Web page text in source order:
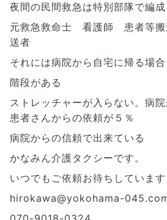
夜間の民間救急は特別部隊で編成
元救急救命士 看護師 患者等
送者
それには病院から自宅に帰る場合
階段がある
ストレッチャーが入らない。病
患者さんからの依頼が５％
病院からの信頼で出来ている
かなみん介護タクシーです。
いつでもご依頼お待ちしています
hirokawa@yokohama-